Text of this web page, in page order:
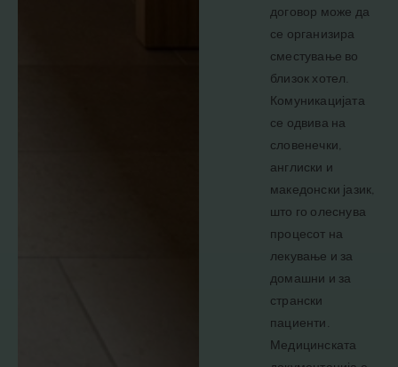
договор може да
се организира
сместување во
близок хотел.
Комуникацијата
се одвива на
словенечки,
англиски и
македонски јазик,
што го олеснува
процесот на
лекување и за
домашни и за
странски
пациенти.
Медицинската